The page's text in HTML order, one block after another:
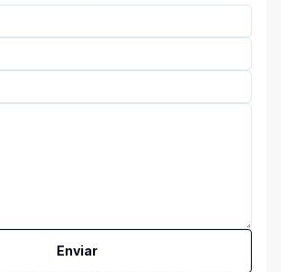
Enviar